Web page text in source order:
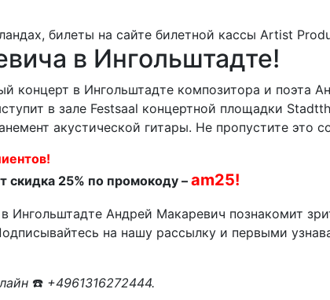
в Ингольштадте!
концерт в Ингольштадте композитора и поэта
в зале Festsaal концертной площадки
акустической гитары. Не пропустите это
скидка 25% по промокоду – am25!
Ингольштадте Андрей Макаревич познакомит
на нашу рассылку и первыми
☎️ +4961316272444.